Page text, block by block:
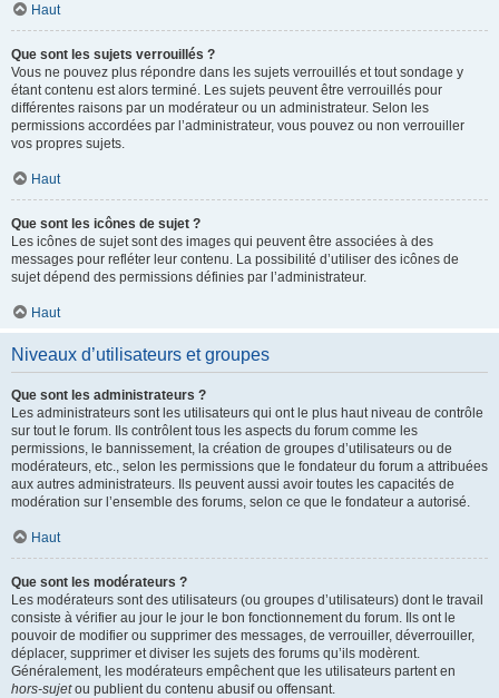
Haut
Que sont les sujets verrouillés ?
Vous ne pouvez plus répondre dans les sujets verrouillés et tout sondage y
étant contenu est alors terminé. Les sujets peuvent être verrouillés pour
différentes raisons par un modérateur ou un administrateur. Selon les
permissions accordées par l’administrateur, vous pouvez ou non verrouiller
vos propres sujets.
Haut
Que sont les icônes de sujet ?
Les icônes de sujet sont des images qui peuvent être associées à des
messages pour refléter leur contenu. La possibilité d’utiliser des icônes de
sujet dépend des permissions définies par l’administrateur.
Haut
Niveaux d’utilisateurs et groupes
Que sont les administrateurs ?
Les administrateurs sont les utilisateurs qui ont le plus haut niveau de contrôle
sur tout le forum. Ils contrôlent tous les aspects du forum comme les
permissions, le bannissement, la création de groupes d’utilisateurs ou de
modérateurs, etc., selon les permissions que le fondateur du forum a attribuées
aux autres administrateurs. Ils peuvent aussi avoir toutes les capacités de
modération sur l’ensemble des forums, selon ce que le fondateur a autorisé.
Haut
Que sont les modérateurs ?
Les modérateurs sont des utilisateurs (ou groupes d’utilisateurs) dont le travail
consiste à vérifier au jour le jour le bon fonctionnement du forum. Ils ont le
pouvoir de modifier ou supprimer des messages, de verrouiller, déverrouiller,
déplacer, supprimer et diviser les sujets des forums qu’ils modèrent.
Généralement, les modérateurs empêchent que les utilisateurs partent en
hors-sujetou publient du contenu abusif ou offensant.